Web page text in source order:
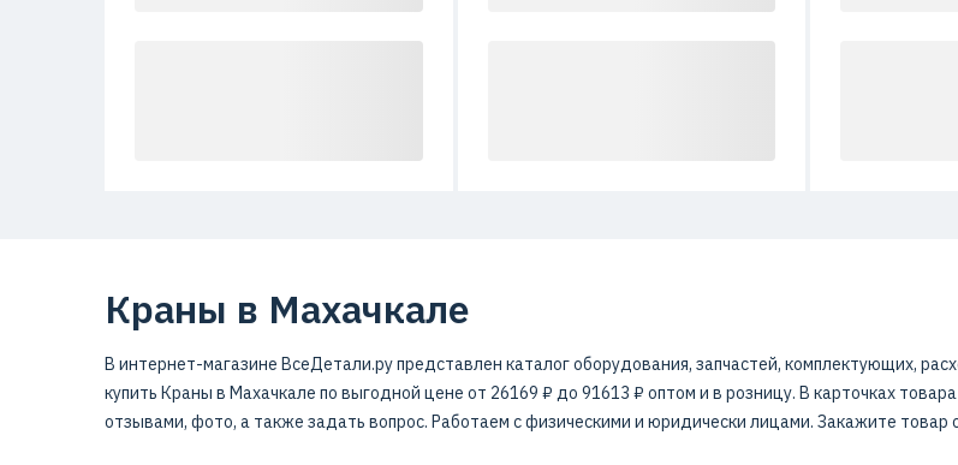
Краны в Махачкале
В интернет-магазине ВсеДетали.ру представлен каталог оборудования, запчастей, комплектующих,
купить Краны в Махачкале по выгодной цене от 26169 ₽ до 91613 ₽ оптом и в розницу. В карточках
отзывами, фото, а также задать вопрос. Работаем с физическими и юридически лицами. Закажите